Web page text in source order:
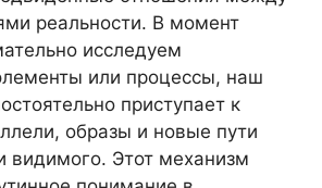
реальности. В момент
исследуем
или процессы, наш
приступает к
образы и новые пути
видимого. Этот механизм